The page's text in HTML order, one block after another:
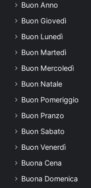
Buon Anno
Buon Giovedì
Buon Lunedì
Buon Martedì
Buon Mercoledì
Buon Natale
Buon Pomeriggio
Buon Pranzo
Buon Sabato
Buon Venerdì
Buona Cena
Buona Domenica